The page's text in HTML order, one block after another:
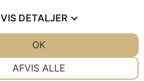
VIS DETALJER
AFVIS ALLE
OK